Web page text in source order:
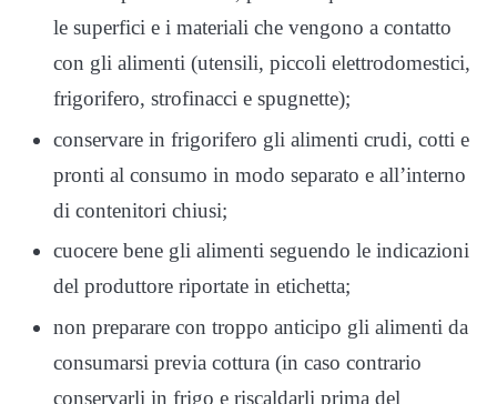
le superfici e i materiali che vengono a contatto
con gli alimenti (utensili, piccoli elettrodomestici,
frigorifero, strofinacci e spugnette);
conservare in frigorifero gli alimenti crudi, cotti e
pronti al consumo in modo separato e all’interno
di contenitori chiusi;
cuocere bene gli alimenti seguendo le indicazioni
del produttore riportate in etichetta;
non preparare con troppo anticipo gli alimenti da
consumarsi previa cottura (in caso contrario
conservarli in frigo e riscaldarli prima del